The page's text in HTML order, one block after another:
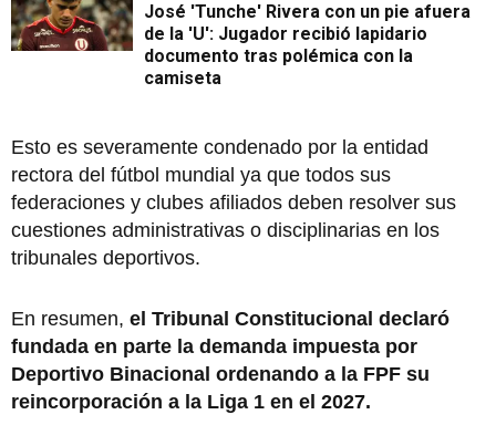
José 'Tunche' Rivera con un pie afuera
de la 'U': Jugador recibió lapidario
documento tras polémica con la
camiseta
Esto es severamente condenado por la entidad
rectora del fútbol mundial ya que todos sus
federaciones y clubes afiliados deben resolver sus
cuestiones administrativas o disciplinarias en los
tribunales deportivos.
En resumen, el Tribunal Constitucional declaró
fundada en parte la demanda impuesta por
Deportivo Binacional ordenando a la FPF su
reincorporación a la Liga 1 en el 2027.